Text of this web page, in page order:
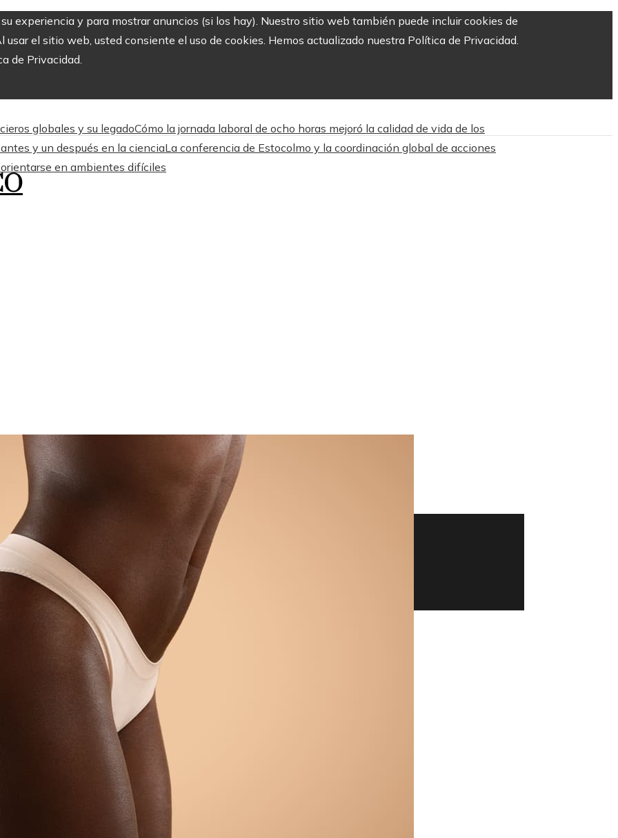
experiencia y para mostrar anuncios (si los hay). Nuestro sitio web también puede incluir cookies de
el sitio web, usted consiente el uso de cookies. Hemos actualizado nuestra Política de Privacidad.
de Privacidad.
globales y su legadoCómo la jornada laboral de ocho horas mejoró la calidad de vida de los
y un después en la cienciaLa conferencia de Estocolmo y la coordinación global de acciones
en ambientes difíciles